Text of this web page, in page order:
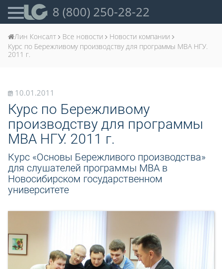
8 (800) 250-28-22
Лин Консалт Все новости
Новости компании
Курс по Бережливому производству для программы МВА НГУ.
2011 г.
10.01.2011
Курс по Бережливому
производству для программы
МВА НГУ. 2011 г.
Курс «Основы Бережливого производства»
для слушателей программы МВА в
Новосибирском государственном
университете